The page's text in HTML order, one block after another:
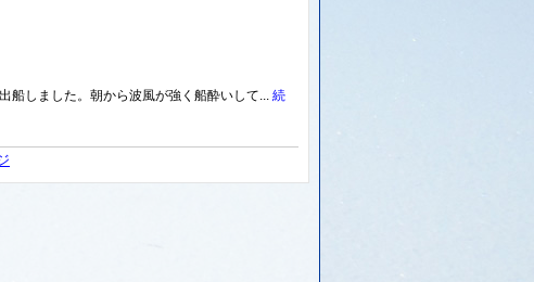
船しました。朝から波風が強く船酔いして... 続